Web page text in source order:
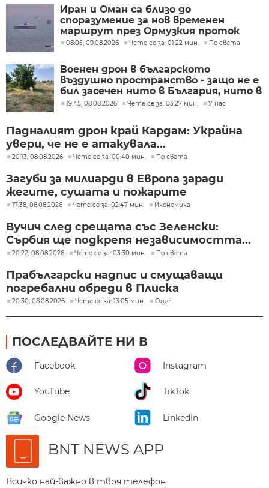
Иран и Оман са близо до
споразумение за нов временен
маршрут през Ормузкия проток
08:05, 09.08.2026 Чете се за: 01:22 мин. По света
Военен дрон в българското
въздушно пространство - защо не е
бил засечен нито в България, нито в
Румъния?
19:45, 08.08.2026 Чете се за: 03:27 мин. У нас
Падналият дрон край Кардам: Украйна
увери, че не е атакувала...
20:13, 08.08.2026 Чете се за: 00:40 мин. По света
Загуби за милиарди в Европа заради
жегите, сушата и пожарите
17:38, 08.08.2026 Чете се за: 02:47 мин. Икономика
Вучич след срещата със Зеленски:
Сърбия ще подкрепя независимостта...
20:22, 08.08.2026 Чете се за: 03:30 мин. По света
Прабългарски надпис и смущаващи
погребални обреди в Плиска
20:30, 08.08.2026 Чете се за: 13:05 мин. Още
ПОСЛЕДВАЙТЕ НИ В
Facebook Instagram
YouTube TikTok
Google News LinkedIn
BNT NEWS APP
Всичко най-важно в твоя телефон